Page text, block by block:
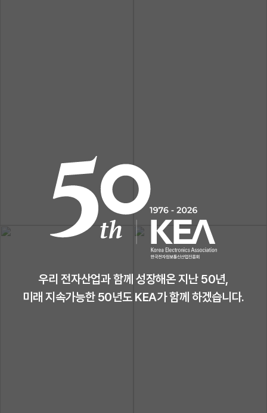
우리 전자산업과 함께 성장해온 지난 50년,
미래 지속가능한 50년도 KEA가 함께 하겠습니다.